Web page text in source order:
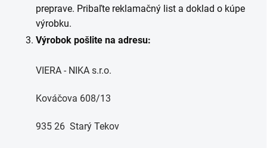
preprave. Pribaľte reklamačný list a doklad o kúpe
výrobku.
Výrobok pošlite na adresu:
VIERA - NIKA s.r.o.
Kováčova 608/13
935 26 Starý Tekov